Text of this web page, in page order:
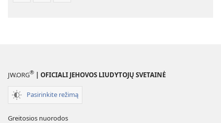
JW.ORG® | OFICIALI JEHOVOS LIUDYTOJŲ SVETAINĖ
Pasirinkite režimą
Greitosios nuorodos